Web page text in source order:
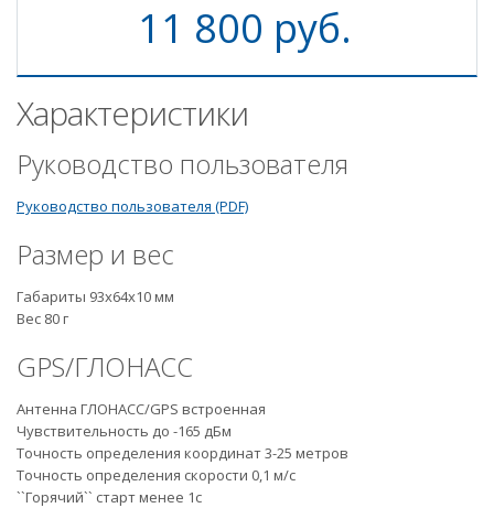
11 800 руб.
Характеристики
Руководство пользователя
Руководство пользователя (PDF)
Размер и вес
Габариты 93x64x10 мм
Вес 80 г
GPS/ГЛОНАСС
Антенна ГЛОНАСС/GPS встроенная
Чувствительность до -165 дБм
Точность определения координат 3-25 метров
Точность определения скорости 0,1 м/с
``Горячий`` старт менее 1с